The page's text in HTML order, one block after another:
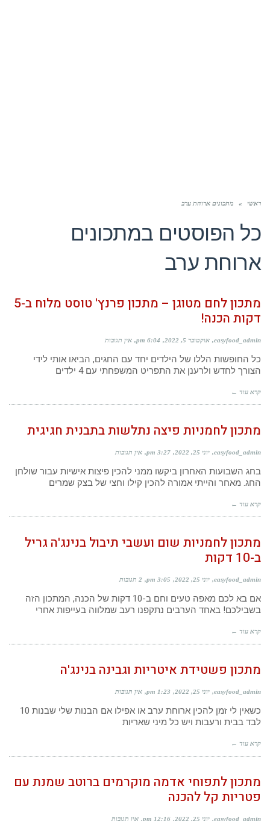
ראשי » מתכונים ארוחת ערב
כל הפוסטים במתכונים
ארוחת ערב
מתכון לחם מטוגן – מתכון פרנץ' טוסט מלוח ב-5
דקות הכנה!
easyfood_admin אוקטובר 5, 2022 6:04 pm אין תגובות
כל החופשות הללו של הילדים יחד עם החגים, הביאו אותי לידי
הצורך לחדש ולרענן את התפריט המשפחתי עם 4 ילדים
קרא עוד ←
מתכון לחמניות פיצה נתלשות בתבנית חגיגית
easyfood_admin יוני 25, 2022 3:27 pm אין תגובות
בחג השבועות האחרון ביקשו ממני להכין פיצות אישיות עבור שולחן
החג. מאחר והייתי אמורה להכין קילו וחצי של בצק שמרים
קרא עוד ←
מתכון לחמניות שום ועשבי תיבול בנינג'ה גריל
ב-10 דקות
easyfood_admin יוני 25, 2022 3:05 pm 2 תגובות
אם בא לכם מאפה טעים וחם ב-10 דקות של הכנה, המתכון הזה
בשבילכם! באחד הערבים נתקפנו רעב שמלווה בעייפות אחרי
קרא עוד ←
מתכון פשטידת איטריות וגבינה בנינג'ה
easyfood_admin יוני 25, 2022 1:23 pm אין תגובות
כשאין לי זמן להכין ארוחת ערב או אפילו אם הבנות שלי שבנות 10
לבד בבית ורעבות ויש כל מיני שאריות
קרא עוד ←
מתכון לתפוחי אדמה מוקרמים ברוטב שמנת עם
פטריות קל להכנה
easyfood_admin יוני 25, 2022 12:16 pm אין תגובות